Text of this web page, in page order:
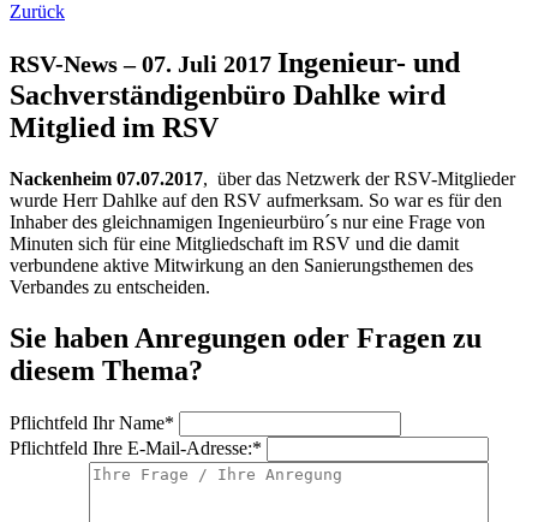
Zurück
RSV-News–07. Juli 2017 Ingenieur- und
Sachverständigenbüro Dahlke wird
Mitglied im RSV
Nackenheim 07.07.2017, über das Netzwerk der RSV-Mitglieder
wurde Herr Dahlke auf den RSV aufmerksam. So war es für den
Inhaber des gleichnamigen Ingenieurbüro´s nur eine Frage von
Minuten sich für eine Mitgliedschaft im RSV und die damit
verbundene aktive Mitwirkung an den Sanierungsthemen des
Verbandes zu entscheiden.
Sie haben Anregungen oder Fragen zu
diesem Thema?
Pflichtfeld Ihr Name*
Pflichtfeld Ihre E-Mail-Adresse:*